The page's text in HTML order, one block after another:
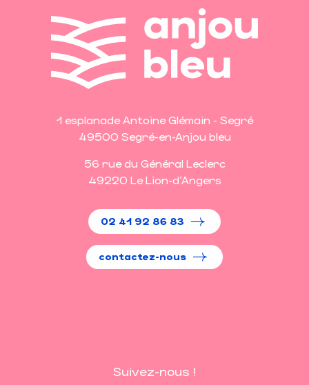
1 esplanade Antoine Glémain - Segré
49500 Segré-en-Anjou bleu
56 rue du Général Leclerc
49220 Le Lion-d'Angers
02 41 92 86 83
contactez-nous
Suivez-nous !